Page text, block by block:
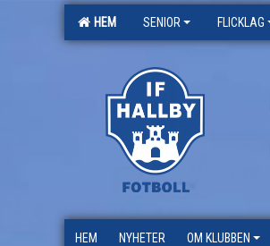
HEM SENIOR FLICKLAG
HEM NYHETER OM KLUBBEN